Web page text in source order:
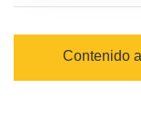
ventana)
Contenido